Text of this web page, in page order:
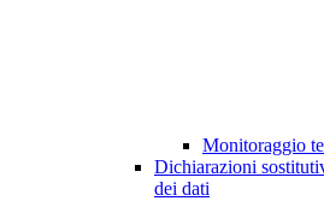
Monitoraggio
Dichiarazioni
dei dati